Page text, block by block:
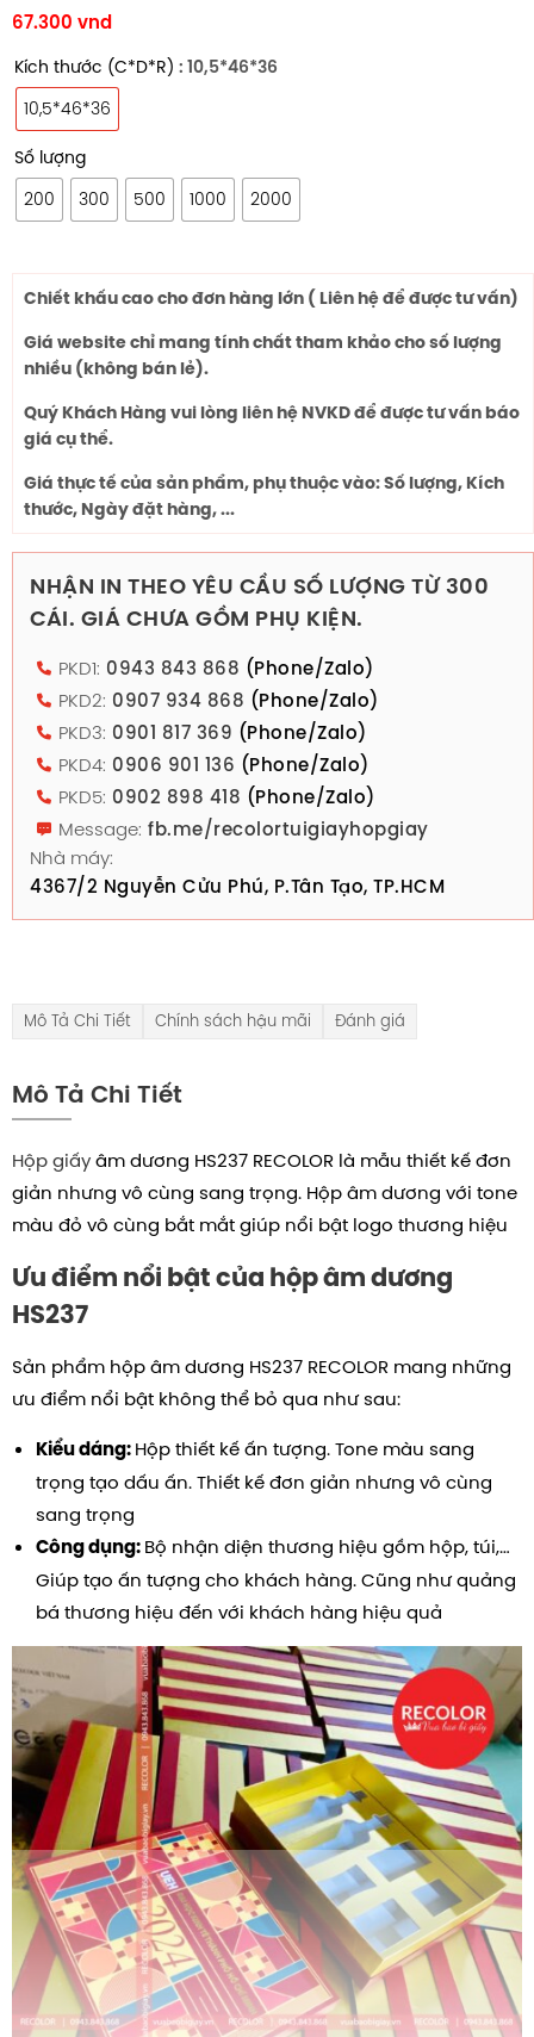
67.300 vnd
Kích thước (C*D*R) : 10,5*46*36
10,5*46*36
Số lượng
200
300 500 1000 2000
Chiết khấu cao cho đơn hàng lớn ( Liên hệ để được tư vấn)
Giá website chỉ mang tính chất tham khảo cho số lượng
nhiều (không bán lẻ).
Quý Khách Hàng vui lòng liên hệ NVKD để được tư vấn báo
giá cụ thể.
Giá thực tế của sản phẩm, phụ thuộc vào: Số lượng, Kích
thước, Ngày đặt hàng, ...
NHẬN IN THEO YÊU CẦU SỐ LƯỢNG TỪ 300
CÁI. GIÁ CHƯA GỒM PHỤ KIỆN.
PKD1: 0943 843 868 (Phone/Zalo)
PKD2: 0907 934 868 (Phone/Zalo)
PKD3: 0901 817 369 (Phone/Zalo)
PKD4: 0906 901 136 (Phone/Zalo)
PKD5: 0902 898 418 (Phone/Zalo)
Message: fb.me/recolortuigiayhopgiay
Nhà máy:
4367/2 Nguyễn Cửu Phú, P.Tân Tạo, TP.HCM
Mô Tả Chi Tiết Chính sách hậu mãi Đánh giá
Mô Tả Chi Tiết
Hộp giấyâm dương HS237 RECOLOR là mẫu thiết kế đơn
giản nhưng vô cùng sang trọng. Hộp âm dương với tone
màu đỏ vô cùng bắt mắt giúp nổi bật logo thương hiệu
Ưu điểm nổi bật của hộp âm dương
HS237
Sản phẩm hộp âm dương HS237 RECOLOR mang những
ưu điểm nổi bật không thể bỏ qua như sau:
Kiểu dáng: Hộp thiết kế ấn tượng. Tone màu sang
trọng tạo dấu ấn.Thiết kế đơn giản nhưng vô cùng
sang trọng
Công dụng: Bộ nhận diện thương hiệu gồm hộp, túi,…
Giúp tạo ấn tượng cho khách hàng. Cũng như quảng
bá thương hiệu đến với khách hàng hiệu quả